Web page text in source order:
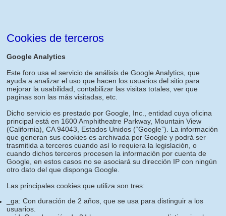
Cookies de terceros
Google Analytics
Este foro usa el servicio de análisis de Google Analytics, que
ayuda a analizar el uso que hacen los usuarios del sitio para
mejorar la usabilidad, contabilizar las visitas totales, ver que
paginas son las más visitadas, etc.
Dicho servicio es prestado por Google, Inc., entidad cuya oficina
principal está en 1600 Amphitheatre Parkway, Mountain View
(California), CA 94043, Estados Unidos (“Google”). La información
que generan sus cookies es archivada por Google y podrá ser
trasmitida a terceros cuando así lo requiera la legislación, o
cuando dichos terceros procesen la información por cuenta de
Google, en estos casos no se asociará su dirección IP con ningún
otro dato del que disponga Google.
Las principales cookies que utiliza son tres:
_ga: Con duración de 2 años, que se usa para distinguir a los
usuarios.